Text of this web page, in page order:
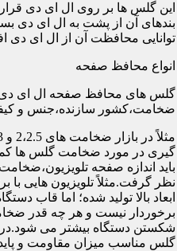
این گلس ها بر روی ال ای دی قرار
بندهای آن از پشت به ال ای دی
توانایی محافظت آن از ال ای دی
انواع محافظ صفحه
گلس های محافظ صفحه ال ای دی
ضخامت،کشور سازنده،جنس و
گیری در مورد ضخامت گلس ها
باید اندازه صفحه
نظر گرفت.مثلاً تلویزیون هایی با
ابعاد بالا تولید شده؛ اما قاب
برخوردار نیست و هر چه قدر
شکستن دستگاه بیشتر می شود.در
گلس مناسب میزان مقاومت و